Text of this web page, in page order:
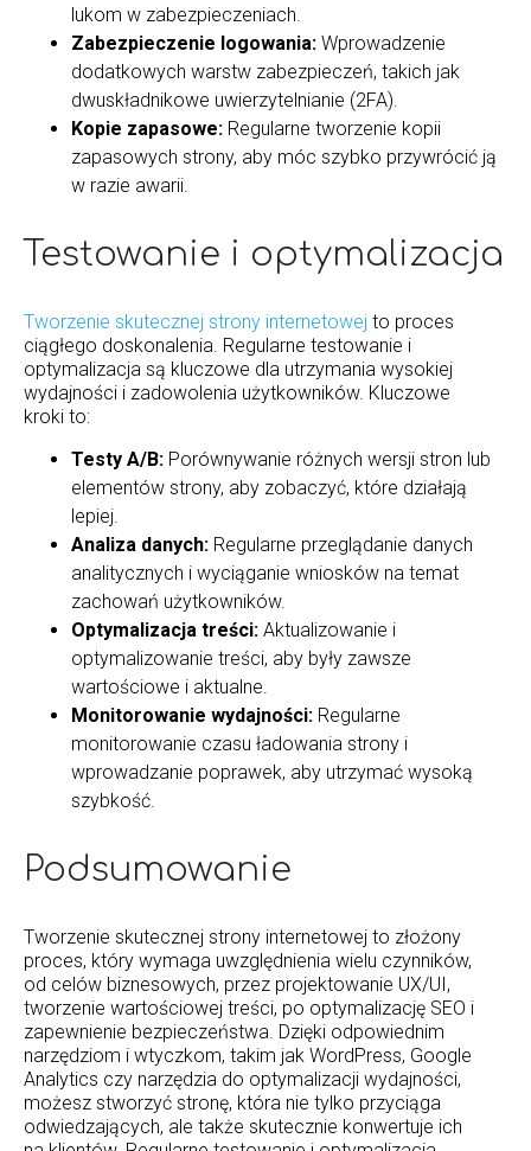
lukom w zabezpieczeniach.
Zabezpieczenie logowania: Wprowadzenie
dodatkowych warstw zabezpieczeń, takich jak
dwuskładnikowe uwierzytelnianie (2FA).
Kopie zapasowe: Regularne tworzenie kopii
zapasowych strony, aby móc szybko przywrócić ją
w razie awarii.
Testowanie i optymalizacja
Tworzenie skutecznej strony internetowej to proces
ciągłego doskonalenia. Regularne testowanie i
optymalizacja są kluczowe dla utrzymania wysokiej
wydajności i zadowolenia użytkowników. Kluczowe
kroki to:
Testy A/B: Porównywanie różnych wersji stron lub
elementów strony, aby zobaczyć, które działają
lepiej.
Analiza danych: Regularne przeglądanie danych
analitycznych i wyciąganie wniosków na temat
zachowań użytkowników.
Optymalizacja treści: Aktualizowanie i
optymalizowanie treści, aby były zawsze
wartościowe i aktualne.
Monitorowanie wydajności: Regularne
monitorowanie czasu ładowania strony i
wprowadzanie poprawek, aby utrzymać wysoką
szybkość.
Podsumowanie
Tworzenie skutecznej strony internetowej to złożony
proces, który wymaga uwzględnienia wielu czynników,
od celów biznesowych, przez projektowanie UX/UI,
tworzenie wartościowej treści, po optymalizację SEO i
zapewnienie bezpieczeństwa. Dzięki odpowiednim
narzędziom i wtyczkom, takim jak WordPress, Google
Analytics czy narzędzia do optymalizacji wydajności,
możesz stworzyć stronę, która nie tylko przyciąga
odwiedzających, ale także skutecznie konwertuje ich